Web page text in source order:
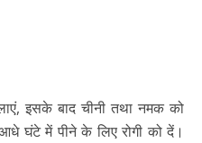
इसके बाद चीनी तथा नमक को
घंटे में पीने के लिए रोगी को दें।